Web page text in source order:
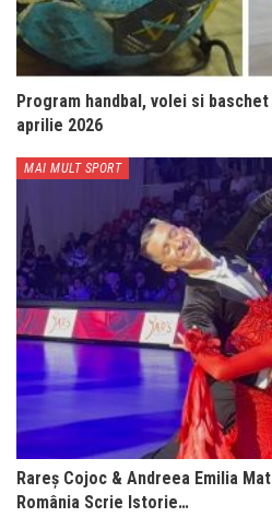
Program handbal, volei si
aprilie 2026
MAI MULT SPORT
Rareș Cojoc & Andreea Emilia
România Scrie Istorie…